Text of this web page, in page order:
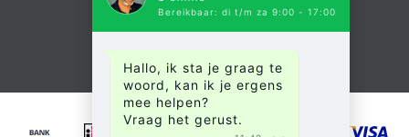
Alle producten
Bereikbaar: di t/m za 9:00 - 17:00
Hallo, ik sta je graag te
woord, kan ik je ergens
mee helpen?
Vraag het gerust.